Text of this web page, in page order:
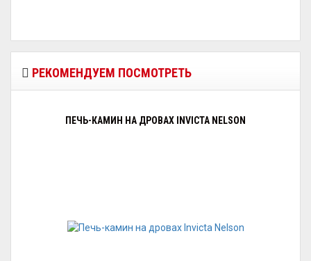
РЕКОМЕНДУЕМ ПОСМОТРЕТЬ
ПЕЧЬ-КАМИН НА ДРОВАХ INVICTA NELSON